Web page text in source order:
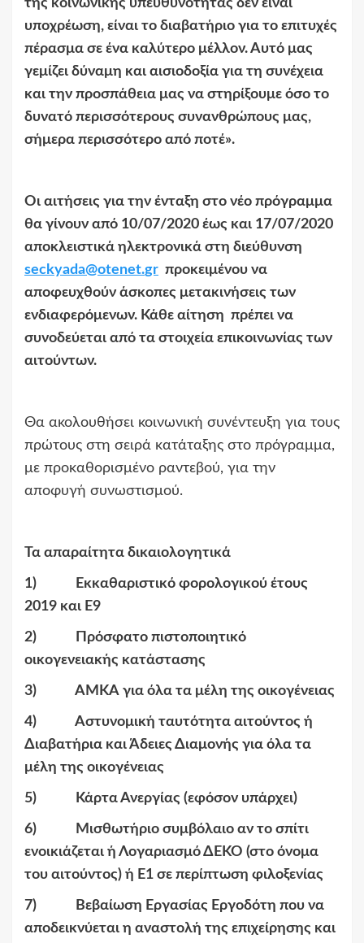
της κοινωνικής υπευθυνότητας δεν είναι
υποχρέωση, είναι το διαβατήριο για το επιτυχές
πέρασμα σε ένα καλύτερο μέλλον. Αυτό μας
γεμίζει δύναμη και αισιοδοξία για τη συνέχεια
και την προσπάθεια μας να στηρίξουμε όσο το
δυνατό περισσότερους συνανθρώπους μας,
σήμερα περισσότερο από ποτέ».
Οι αιτήσεις για την ένταξη στο νέο πρόγραμμα
θα γίνουν από 10/07/2020 έως και 17/07/2020
αποκλειστικά ηλεκτρονικά στη διεύθυνση
seckyada@otenet.gr προκειμένου να
αποφευχθούν άσκοπες μετακινήσεις των
ενδιαφερόμενων. Κάθε αίτηση πρέπει να
συνοδεύεται από τα στοιχεία επικοινωνίας των
αιτούντων.
Θα ακολουθήσει κοινωνική συνέντευξη για τους
πρώτους στη σειρά κατάταξης στο πρόγραμμα,
με προκαθορισμένο ραντεβού, για την
αποφυγή συνωστισμού.
Τα απαραίτητα δικαιολογητικά
1) Εκκαθαριστικό φορολογικού έτους
2019 και Ε9
2) Πρόσφατο πιστοποιητικό
οικογενειακής κατάστασης
3) ΑΜΚΑ για όλα τα μέλη της οικογένειας
4) Αστυνομική ταυτότητα αιτούντος ή
Διαβατήρια και Άδειες Διαμονής για όλα τα
μέλη της οικογένειας
5) Κάρτα Ανεργίας (εφόσον υπάρχει)
6) Μισθωτήριο συμβόλαιο αν το σπίτι
ενοικιάζεται ή Λογαριασμό ΔΕΚΟ (στο όνομα
του αιτούντος) ή Ε1 σε περίπτωση φιλοξενίας
7) Βεβαίωση Εργασίας Εργοδότη που να
αποδεικνύεται η αναστολή της επιχείρησης και